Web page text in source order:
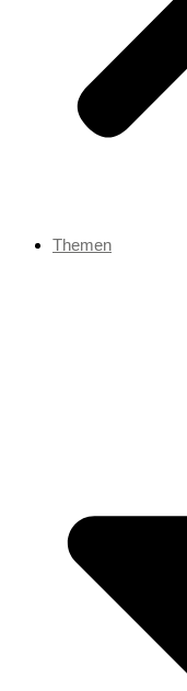
Themen